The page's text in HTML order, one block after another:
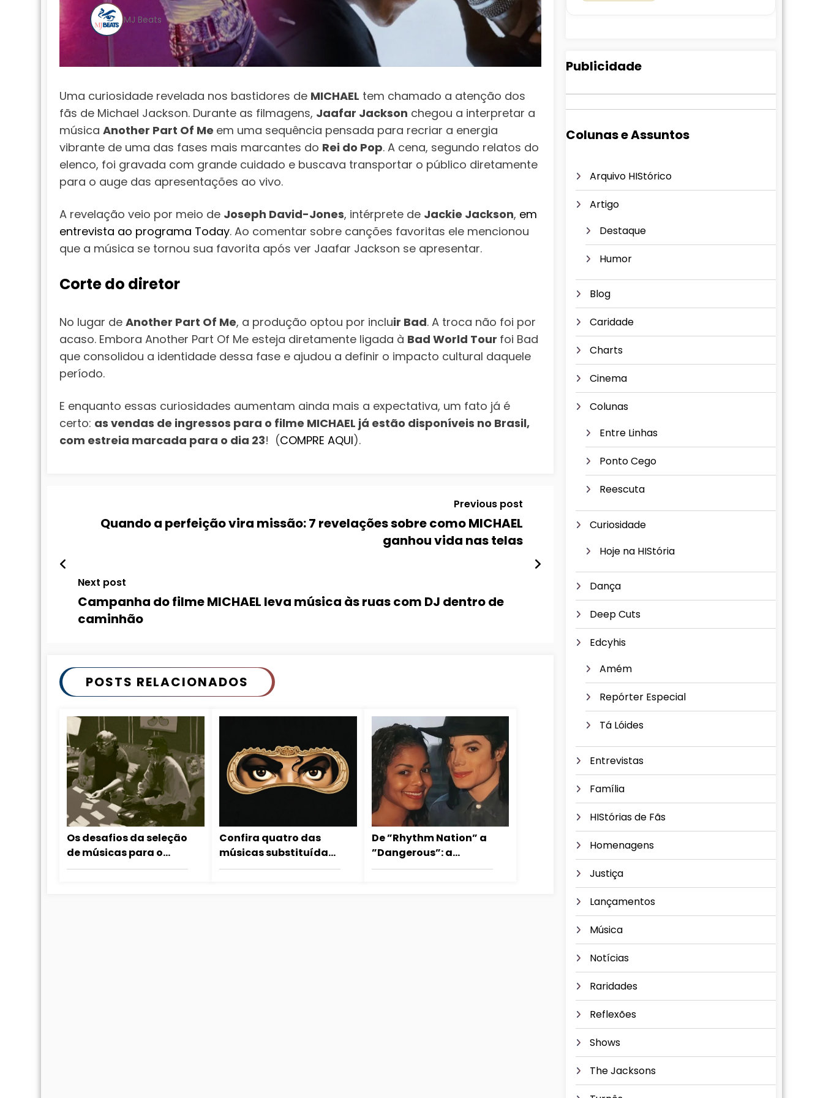
MJ Beats
Uma curiosidade revelada nos bastidores de MICHAEL tem chamado a atenção dos
fãs de Michael Jackson. Durante as filmagens, Jaafar Jackson chegou a interpretar a
música Another Part Of Me em uma sequência pensada para recriar a energia
vibrante de uma das fases mais marcantes do Rei do Pop. A cena, segundo relatos do
elenco, foi gravada com grande cuidado e buscava transportar o público diretamente
para o auge das apresentações ao vivo.
A revelação veio por meio de Joseph David-Jones, intérprete de Jackie Jackson, em
entrevista ao programa Today. Ao comentar sobre canções favoritas ele mencionou
que a música se tornou sua favorita após ver Jaafar Jackson se apresentar.
Corte do diretor
No lugar de Another Part Of Me, a produção optou por incluir Bad. A troca não foi por
acaso. Embora Another Part Of Me esteja diretamente ligada à Bad World Tour foi Bad
que consolidou a identidade dessa fase e ajudou a definir o impacto cultural daquele
período.
E enquanto essas curiosidades aumentam ainda mais a expectativa, um fato já é
certo: as vendas de ingressos para o filme MICHAEL já estão disponíveis no Brasil,
com estreia marcada para o dia 23! (COMPRE AQUI).
Previous post
Quando a perfeição vira missão: 7 revelações sobre como MICHAEL
ganhou vida nas telas
Next post
Campanha do filme MICHAEL leva música às ruas com DJ dentro de
caminhão
POSTS RELACIONADOS
Os desafios da seleção
de músicas para o
álbum Dangerous
Confira quatro das
músicas substituídas
de última hora no
De ”Rhythm Nation” a
”Dangerous”: a
música de Janet
Publicidade
Colunas e Assuntos
Arquivo HIStórico
Artigo
Destaque
Humor
Blog
Caridade
Charts
Cinema
Colunas
Entre Linhas
Ponto Cego
Reescuta
Curiosidade
Hoje na HIStória
Dança
Deep Cuts
Edcyhis
Amém
Repórter Especial
Tá Lóides
Entrevistas
Família
HIStórias de Fãs
Homenagens
Justiça
Lançamentos
Música
Notícias
Raridades
Reflexões
Shows
The Jacksons